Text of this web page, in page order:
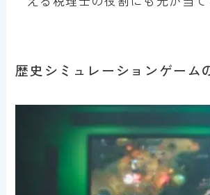
歴史シミュレーションゲーム